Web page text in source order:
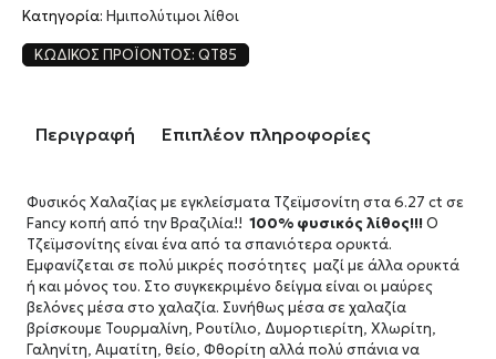
Κατηγορία: Ημιπολύτιμοι λίθοι
ΚΩΔΙΚΌΣ ΠΡΟΪΌΝΤΟΣ: QT85
Περιγραφή Επιπλέον πληροφορίες
Φυσικός Χαλαζίας με εγκλείσματα Τζεϊμσονίτη στα 6.27 ct σε
Fancy κοπή από την Βραζιλία!! 100% φυσικός λίθος!!!Ο
Τζεϊμσονίτης είναι ένα από τα σπανιότερα ορυκτά.
Εμφανίζεται σε πολύ μικρές ποσότητες μαζί με άλλα ορυκτά
ή και μόνος του. Στο συγκεκριμένο δείγμα είναι οι μαύρες
βελόνες μέσα στο χαλαζία. Συνήθως μέσα σε χαλαζία
βρίσκουμε Τουρμαλίνη, Ρουτίλιο, Δυμορτιερίτη, Χλωρίτη,
Γαληνίτη, Αιματίτη, θείο, Φθορίτη αλλά πολύ σπάνια να